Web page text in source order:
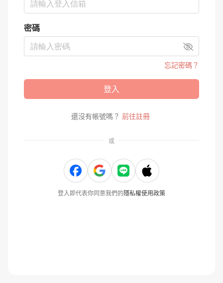
密碼
忘記密碼？
登入
還沒有帳號嗎？ 前往註冊
或
登入即代表你同意我們的隱私權使用政策